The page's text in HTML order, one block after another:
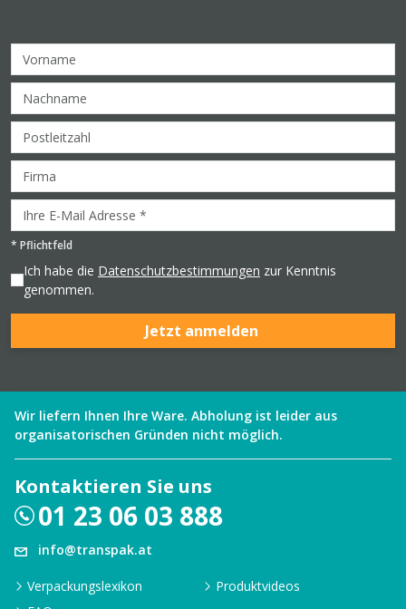
* Pflichtfeld
Ich habe die Datenschutzbestimmungen zur Kenntnis
genommen.
Jetzt anmelden
Wir liefern Ihnen Ihre Ware. Abholung ist leider aus
organisatorischen Gründen nicht möglich.
Kontaktieren Sie uns
01 23 06 03 888
info@transpak.at
Verpackungslexikon
Produktvideos